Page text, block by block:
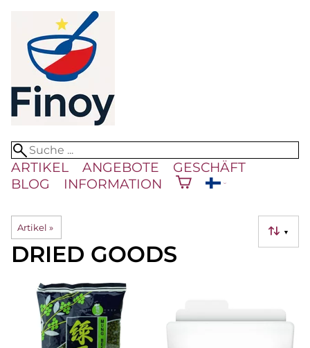
ARTIKEL ANGEBOTE
GESCHÄFT
BLOG
INFORMATION
Artikel ‪» ▼
DRIED GOODS